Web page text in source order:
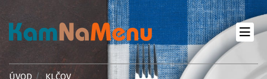
ÚVOD KLČOV